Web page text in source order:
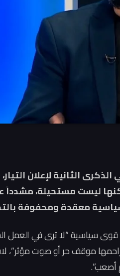
الثانية لإعلان
ليست مستحيلة، مشدداً
معقدة ومحفوفة
سياسية “لا ترى في العمل
موقف حر أو صوت مؤثر”،
أصعب”.